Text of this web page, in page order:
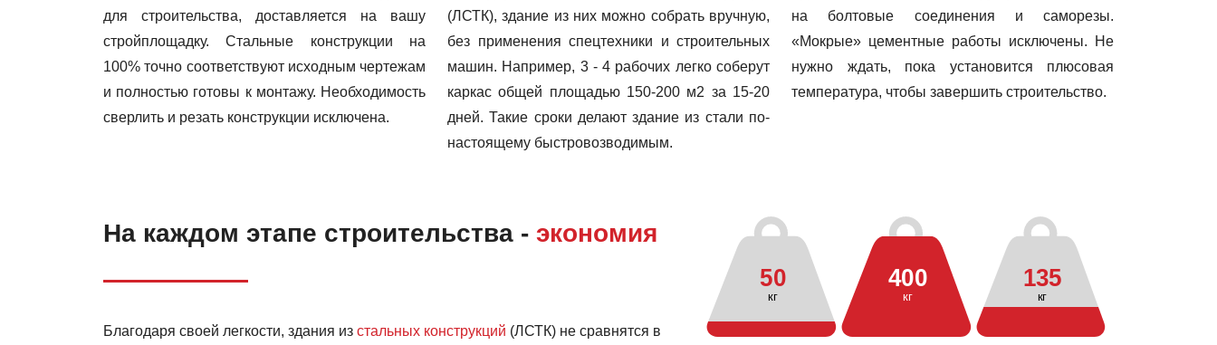
для строительства, доставляется на вашу
стройплощадку. Стальные конструкции на
100% точно соответствуют исходным чертежам
и полностью готовы к монтажу. Необходимость
сверлить и резать конструкции исключена.
(ЛСТК), здание из них можно собрать вручную,
без применения спецтехники и строительных
машин. Например, 3 - 4 рабочих легко соберут
каркас общей площадью 150-200 м2 за 15-20
дней. Такие сроки делают здание из стали по-
настоящему быстровозводимым.
на болтовые соединения и саморезы.
«Мокрые» цементные работы исключены. Не
нужно ждать, пока установится плюсовая
температура, чтобы завершить строительство.
На каждом этапе строительства - экономия
Благодаря своей легкости, здания из стальных конструкций (ЛСТК) не сравнятся в
50
кг
400
кг
135
кг